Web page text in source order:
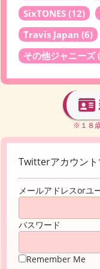
SixTONES (12)
Travis Japan (6)
その他ジャニーズ
※１８
Twitterアカウン
メールアドレスorユ
パスワード
Remember Me